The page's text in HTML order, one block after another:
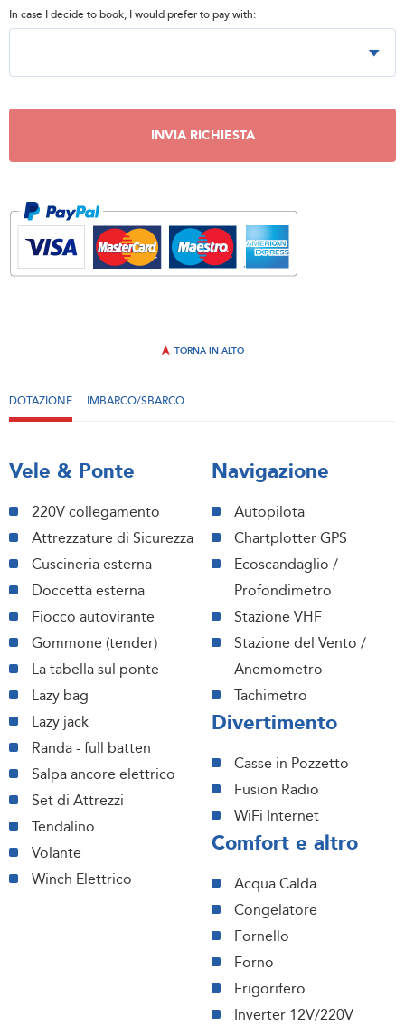
In case I decide to book, I would prefer to pay with:
INVIA RICHIESTA
TORNA IN ALTO
DOTAZIONE IMBARCO/SBARCO
Vele & Ponte
220V collegamento
Attrezzature di Sicurezza
Cuscineria esterna
Doccetta esterna
Fiocco autovirante
Gommone (tender)
La tabella sul ponte
Lazy bag
Lazy jack
Randa - full batten
Salpa ancore elettrico
Set di Attrezzi
Tendalino
Volante
Winch Elettrico
Navigazione
Autopilota
Chartplotter GPS
Ecoscandaglio /
Profondimetro
Stazione VHF
Stazione del Vento /
Anemometro
Tachimetro
Divertimento
Casse in Pozzetto
Fusion Radio
WiFi Internet
Comfort e altro
Acqua Calda
Congelatore
Fornello
Forno
Frigorifero
Inverter 12V/220V